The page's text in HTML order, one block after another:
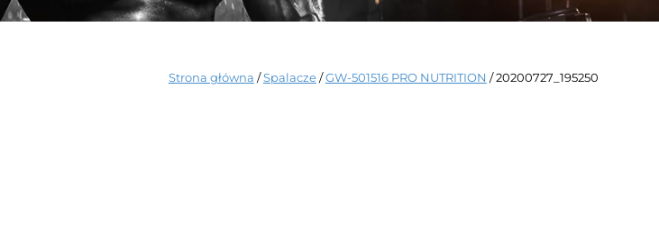
Strona główna /Spalacze/GW-501516 PRO NUTRITION / 20200727_195250